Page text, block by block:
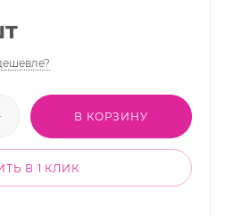
В КОРЗИНУ
В 1 КЛИК